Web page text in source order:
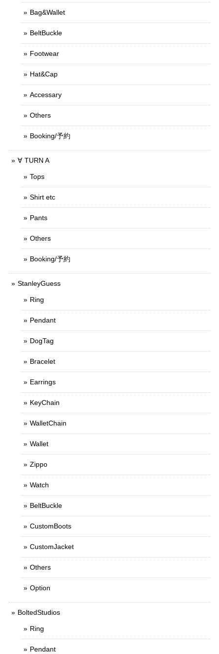
Bag&Wallet
BeltBuckle
Footwear
Hat&Cap
Accessary
Others
Booking/予約
∀ TURN A
Tops
Shirt etc
Pants
Others
Booking/予約
StanleyGuess
Ring
Pendant
DogTag
Bracelet
Earrings
KeyChain
WalletChain
Wallet
Zippo
Watch
BeltBuckle
CustomBoots
CustomJacket
Others
Option
BoltedStudios
Ring
Pendant